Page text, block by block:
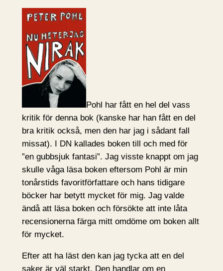
Pohl har fått en hel del vass
kritik för denna bok (kanske har han fått en del
bra kritik också, men den har jag i sådant fall
missat). I DN kallades boken till och med för
”en gubbsjuk fantasi”. Jag visste knappt om jag
skulle våga läsa boken eftersom Pohl är min
tonårstids favoritförfattare och hans tidigare
böcker har betytt mycket för mig. Jag valde
ändå att läsa boken och försökte att inte låta
recensionerna färga mitt omdöme om boken allt
för mycket.
Efter att ha läst den kan jag tycka att en del
saker är väl starkt. Den handlar om en